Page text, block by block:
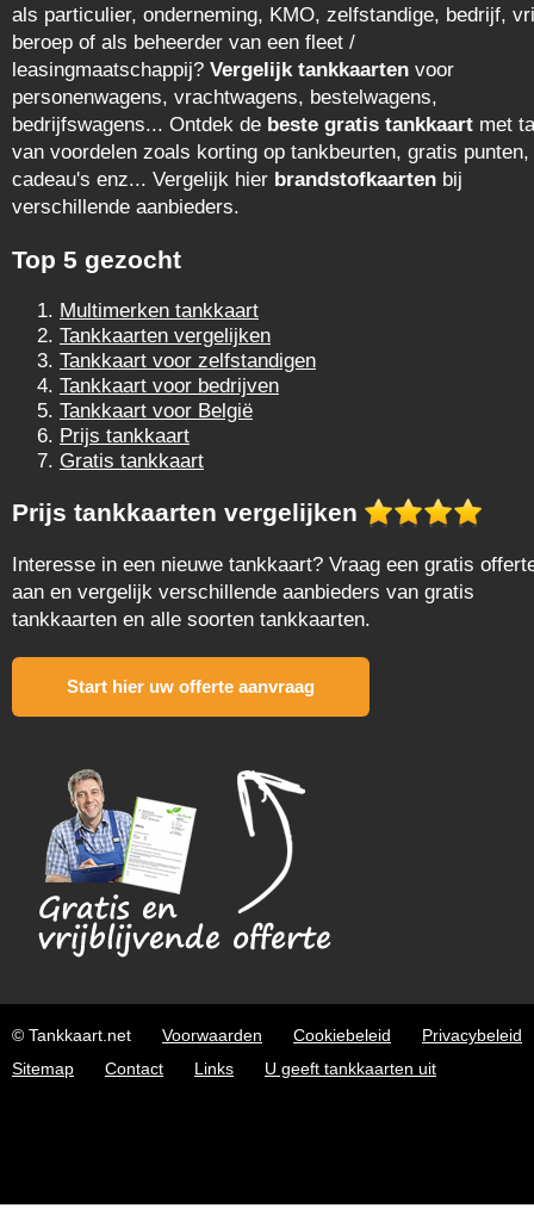
als particulier, onderneming, KMO, zelfstandige, bedrijf,
beroep of als beheerder van een fleet /
leasingmaatschappij? Vergelijk tankkaarten voor
personenwagens, vrachtwagens, bestelwagens,
bedrijfswagens... Ontdek de beste gratis tankkaart met
van voordelen zoals korting op tankbeurten, gratis punten,
cadeau's enz... Vergelijk hier brandstofkaarten bij
verschillende aanbieders.
Top 5 gezocht
Multimerken tankkaart
Tankkaarten vergelijken
Tankkaart voor zelfstandigen
Tankkaart voor bedrijven
Tankkaart voor België
Prijs tankkaart
Gratis tankkaart
Prijs tankkaarten vergelijken
Interesse in een nieuwe tankkaart? Vraag een gratis
aan en vergelijk verschillende aanbieders van gratis
tankkaarten en alle soorten tankkaarten.
Start hier uw offerte aanvraag
© Tankkaart.net Voorwaarden Cookiebeleid
Privacybeleid
Sitemap
Contact Links U geeft tankkaarten uit